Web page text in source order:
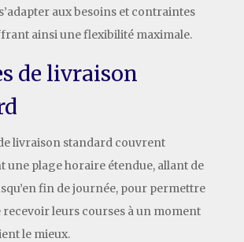
aux besoins et contraintes
ainsi une flexibilité maximale.
de livraison
livraison standard couvrent
une plage horaire étendue, allant de
fin de journée, pour permettre
recevoir leurs courses à un moment
le mieux.